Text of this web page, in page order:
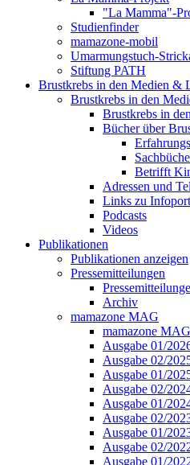
"La Mamma"-
Studienfinder
mamazone-mobil
Umarmungstuch-
Stiftung PATH
Brustkrebs in den Medien &
Brustkrebs in den
Brustkrebs in
Bücher über
Betrifft
Adressen und
Links zu
Podcasts
Videos
Publikationen
Publikationen anzeigen
Pressemitteilungen
Archiv
mamazone MAG
mamazone
Ausgabe 01/
Ausgabe 02/
Ausgabe 01/
Ausgabe 02/
Ausgabe 01/
Ausgabe 02/
Ausgabe 01/
Ausgabe 02/
Ausgabe 01/